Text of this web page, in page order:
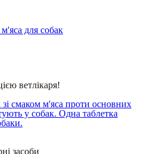
для собак
ветлікаря!
зі смаком м'яса проти основних
у собак. Одна таблетка
засоби